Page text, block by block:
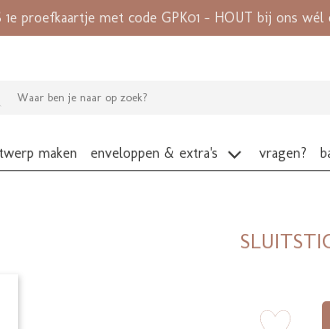
1e proefkaartje met code GPK01 - HOUT bij ons
maken enveloppen & extra's vragen?